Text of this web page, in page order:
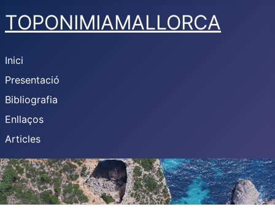
TOPONIMIAMALLORCA
Inici
Presentació
Bibliografia
Enllaços
Articles